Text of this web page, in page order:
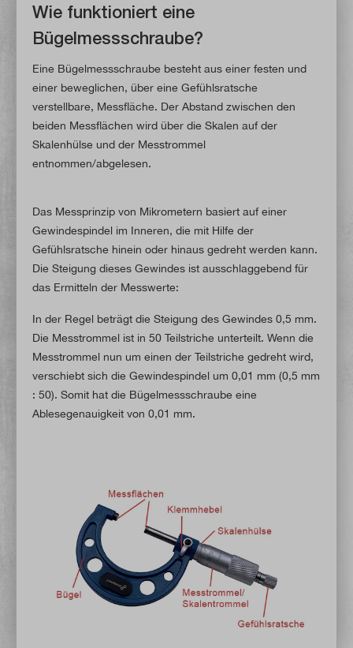
Wie funktioniert eine
Bügelmessschraube?
Eine Bügelmessschraube besteht aus einer festen und
einer beweglichen, über eine Gefühlsratsche
verstellbare, Messfläche. Der Abstand zwischen den
beiden Messflächen wird über die Skalen auf der
Skalenhülse und der Messtrommel
entnommen/abgelesen.
Das Messprinzip von Mikrometern basiert auf einer
Gewindespindel im Inneren, die mit Hilfe der
Gefühlsratsche hinein oder hinaus gedreht werden kann.
Die Steigung dieses Gewindes ist ausschlaggebend für
das Ermitteln der Messwerte:
In der Regel beträgt die Steigung des Gewindes 0,5 mm.
Die Messtrommel ist in 50 Teilstriche unterteilt. Wenn die
Messtrommel nun um einen der Teilstriche gedreht wird,
verschiebt sich die Gewindespindel um 0,01 mm (0,5 mm
: 50). Somit hat die Bügelmessschraube eine
Ablesegenauigkeit von 0,01 mm.